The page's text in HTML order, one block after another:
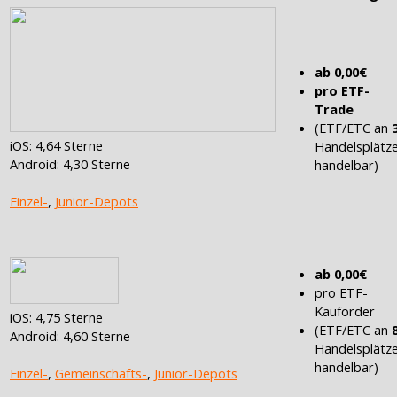
iOS: 4,64 Sterne
Android: 4,30 Sterne
Einzel-, Junior-Depots
ab 0,00€
pro ETF-
Trade
(ETF/ETC an
handelbar)
iOS: 4,75 Sterne
Android: 4,60 Sterne
Einzel-, Gemeinschafts-, Junior-Depots
ab 0,00€
pro ETF-
Kauforder
(ETF/ETC an
handelbar)